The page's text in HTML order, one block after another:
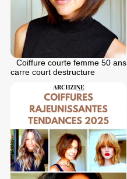
Coiffure courte femme 50 ans
carre court destructure